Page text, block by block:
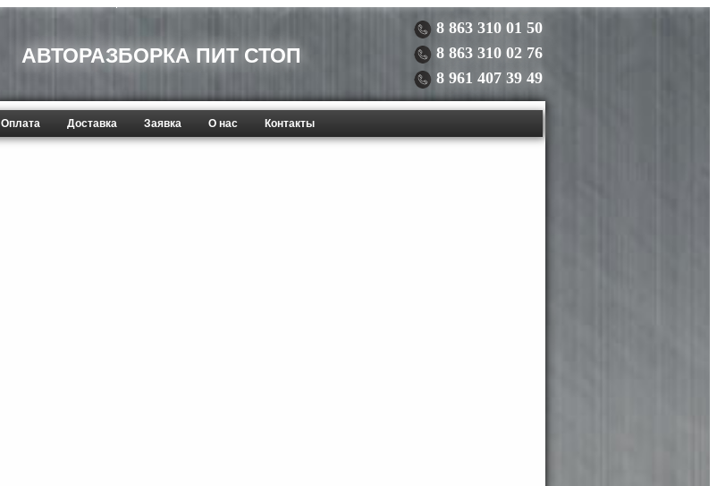
АВТОРАЗБОРКА ПИТ СТОП
8 863 310 01 50
8 863 310 02 76
8 961 407 39 49
Оплата Доставка Заявка О нас Контакты